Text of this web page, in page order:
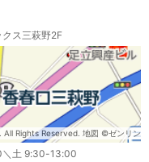
ス三萩野2F
All Rights Reserved. 地図 ©ゼンリン
土 9:30-13:00